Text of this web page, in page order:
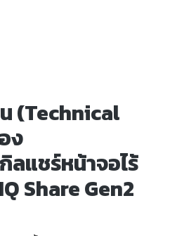
(Technical
ง
แชร์หน้าจอไร้
Share Gen2